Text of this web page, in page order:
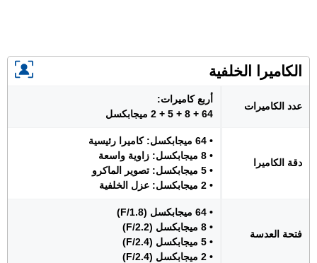
الكاميرا الخلفية
عدد الكاميرات
أربع كاميرات:
64 + 8 + 5 + 2 ميجابكسل
دقة الكاميرا
• 64 ميجابكسل: كاميرا رئيسية
• 8 ميجابكسل: زاوية واسعة
• 5 ميجابكسل: تصوير الماكرو
• 2 ميجابكسل: عزل الخلفية
فتحة العدسة
• 64 ميجابكسل (F/1.8)
• 8 ميجابكسل (F/2.2)
• 5 ميجابكسل (F/2.4)
• 2 ميجابكسل (F/2.4)